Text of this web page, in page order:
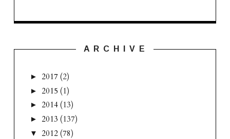
A R C H I V E
► 2017 (2)
► 2015 (1)
► 2014 (13)
► 2013 (137)
▼ 2012 (78)